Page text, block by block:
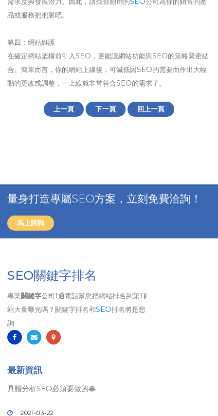
品或服務把把脈吧。
第四：網站維護
在確定網站架構前引入SEO，更能讓網站功能與SEO的策略緊密結
合。簡單而言，你的網站上線後，可減低因SEO的需要而作出大幅
動的更改或調整，一上線就非常符合SEO的需求了。
上一頁 下一頁 回上一頁
量身打造專屬SEO方案，立刻免費洽詢！
馬上諮詢
SEO關鍵字排名
專業關鍵字公司1通電話幫您把網站排名到第1頁、 想要讓自己的網
站大量曝光嗎？關鍵字排名和SEO排名將是您最佳的選擇！歡迎洽
詢
最新資訊
具體分析SEO必須要做的事
2021-03-22